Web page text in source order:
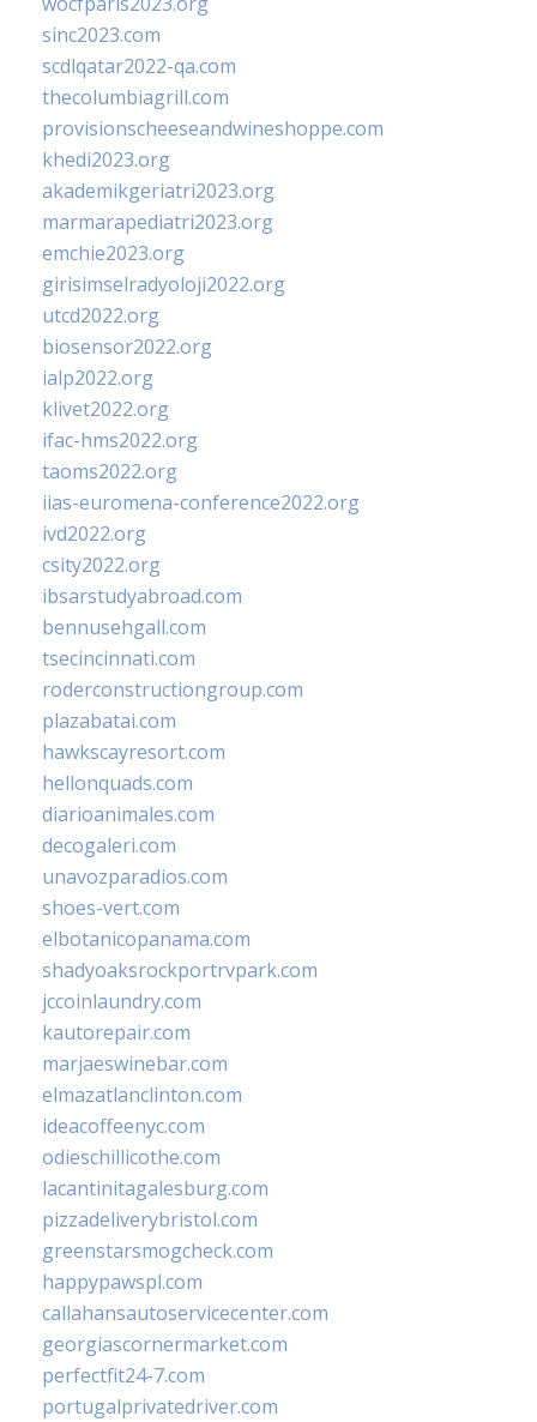
sinc2023.com
scdlqatar2022-qa.com
thecolumbiagrill.com
provisionscheeseandwineshoppe.com
khedi2023.org
akademikgeriatri2023.org
marmarapediatri2023.org
emchie2023.org
girisimselradyoloji2022.org
utcd2022.org
biosensor2022.org
ialp2022.org
klivet2022.org
ifac-hms2022.org
taoms2022.org
iias-euromena-conference2022.org
ivd2022.org
csity2022.org
ibsarstudyabroad.com
bennusehgall.com
tsecincinnati.com
roderconstructiongroup.com
plazabatai.com
hawkscayresort.com
hellonquads.com
diarioanimales.com
decogaleri.com
unavozparadios.com
shoes-vert.com
elbotanicopanama.com
shadyoaksrockportrvpark.com
jccoinlaundry.com
kautorepair.com
marjaeswinebar.com
elmazatlanclinton.com
ideacoffeenyc.com
odieschillicothe.com
lacantinitagalesburg.com
pizzadeliverybristol.com
greenstarsmogcheck.com
happypawspl.com
callahansautoservicecenter.com
georgiascornermarket.com
perfectfit24-7.com
portugalprivatedriver.com